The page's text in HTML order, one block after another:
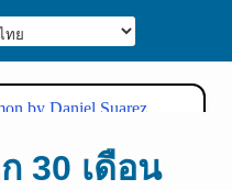
30 เดือน